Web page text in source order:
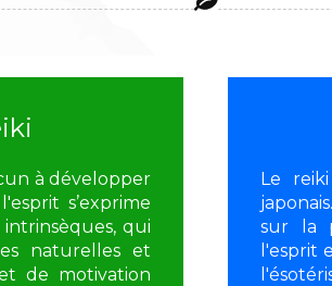
à développer
s’exprime
qui
naturelles et
de motivation
Le
sur la
l'esprit